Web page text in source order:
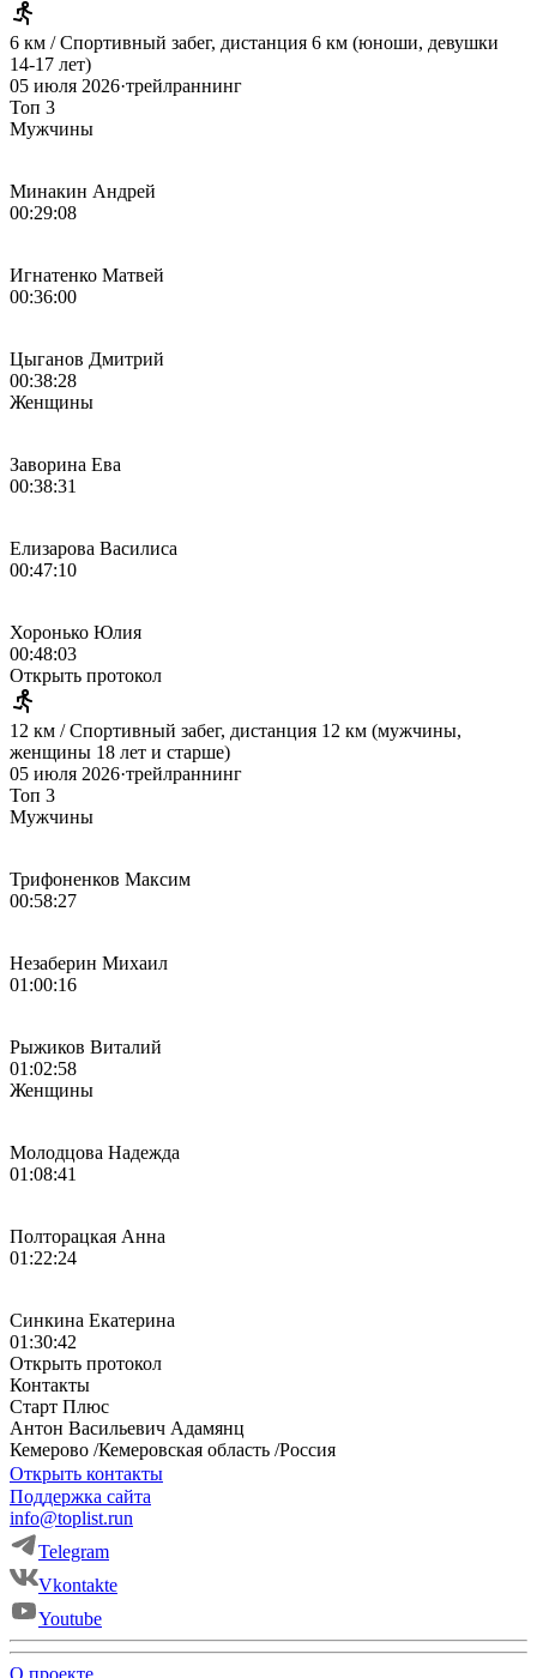
6 км / Спортивный забег, дистанция 6 км (юноши, девушки
14-17 лет)
05 июля 2026·трейлраннинг
Топ 3
Мужчины
Минакин Андрей
00:29:08
Игнатенко Матвей
00:36:00
Цыганов Дмитрий
00:38:28
Женщины
Заворина Ева
00:38:31
Елизарова Василиса
00:47:10
Хоронько Юлия
00:48:03
Открыть протокол
12 км / Спортивный забег, дистанция 12 км (мужчины,
женщины 18 лет и старше)
05 июля 2026·трейлраннинг
Топ 3
Мужчины
Трифоненков Максим
00:58:27
Незаберин Михаил
01:00:16
Рыжиков Виталий
01:02:58
Женщины
Молодцова Надежда
01:08:41
Полторацкая Анна
01:22:24
Синкина Екатерина
01:30:42
Открыть протокол
Контакты
Старт Плюс
Антон Васильевич Адамянц
Кемерово /Кемеровская область /Россия
Открыть контакты
Поддержка сайта
info@toplist.run
Telegram
Vkontakte
Youtube